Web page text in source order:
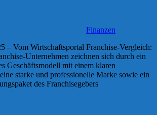
Finanzen
– Vom Wirtschaftsportal Franchise-Vergleich:
Unternehmen zeichnen sich durch ein
Geschäftsmodell mit einem klaren
starke und professionelle Marke sowie ein
des Franchisegebers